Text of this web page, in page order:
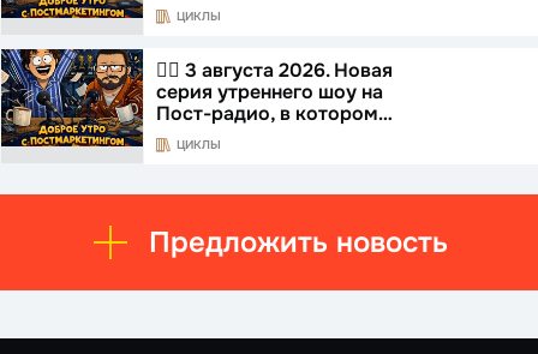
ЦИКЛЫ
☝🏻 3 августа 2026. Новая
серия утреннего шоу на
Пост-радио, в котором…
ЦИКЛЫ
Предложить новость